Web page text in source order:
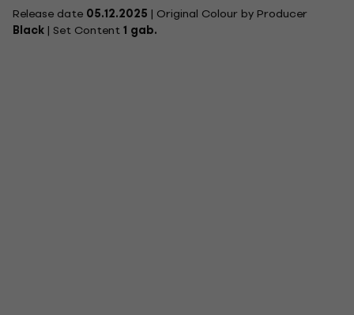
Release date 05.12.2025 | Original Colour by Producer
Black | Set Content1 gab.